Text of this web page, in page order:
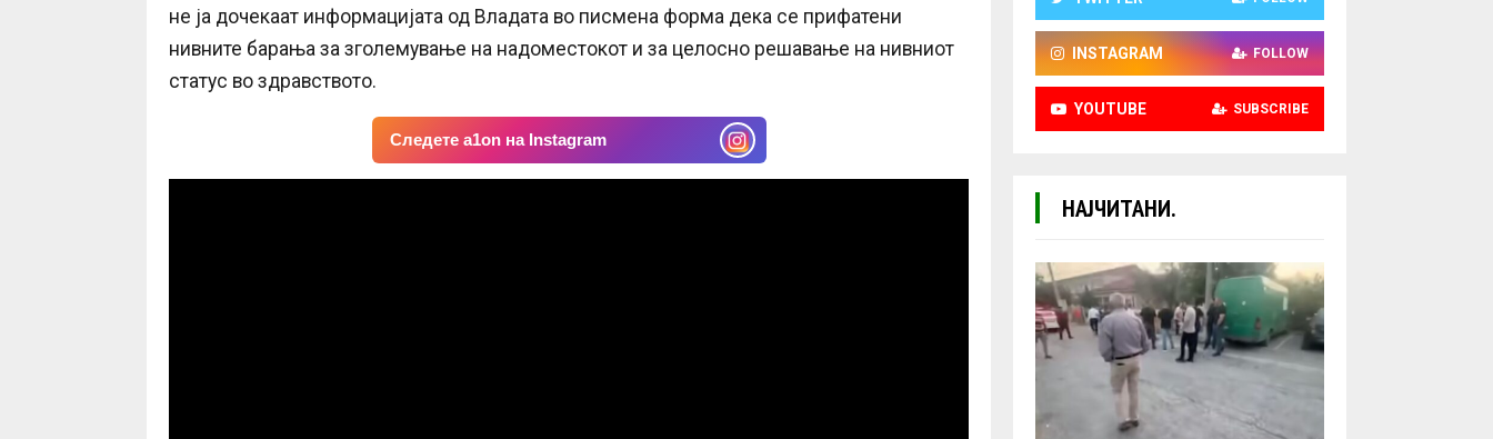
не ја дочекаат информацијата од Владата во писмена форма дека се прифатени
нивните барања за зголемување на надоместокот и за целосно решавање на нивниот
статус во здравството.
Следете a1on на Instagram
INSTAGRAM FOLLOW
YOUTUBE SUBSCRIBE
НАЈЧИТАНИ.